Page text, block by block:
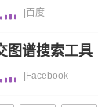
百度
图谱搜索工具
Facebook